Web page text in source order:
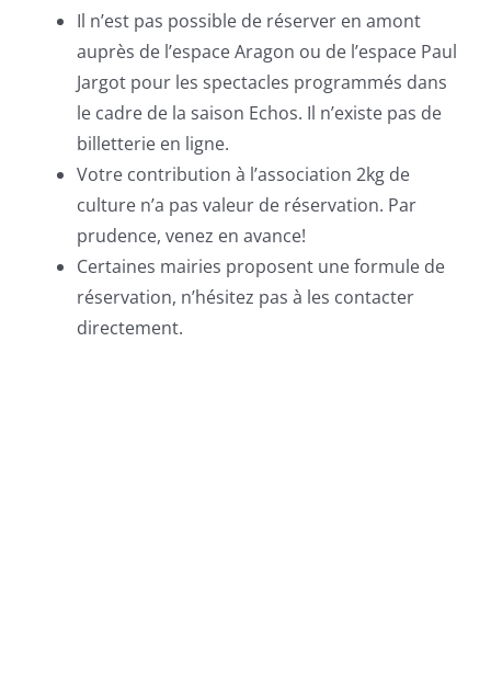
Il n’est pas possible de réserver en amont
auprès de l’espace Aragon ou de l’espace Paul
Jargot pour les spectacles programmés dans
le cadre de la saison Echos. Il n’existe pas de
billetterie en ligne.
Votre contribution à l’association 2kg de
culture n’a pas valeur de réservation. Par
prudence, venez en avance!
Certaines mairies proposent une formule de
réservation, n’hésitez pas à les contacter
directement.